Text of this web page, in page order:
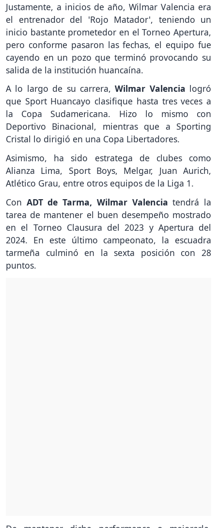
Justamente, a inicios de año, Wilmar Valencia era
el entrenador del 'Rojo Matador', teniendo un
inicio bastante prometedor en el Torneo Apertura,
pero conforme pasaron las fechas, el equipo fue
cayendo en un pozo que terminó provocando su
salida de la institución huancaína.
A lo largo de su carrera, Wilmar Valencia logró
que Sport Huancayo clasifique hasta tres veces a
la Copa Sudamericana. Hizo lo mismo con
Deportivo Binacional, mientras que a Sporting
Cristal lo dirigió en una Copa Libertadores.
Asimismo, ha sido estratega de clubes como
Alianza Lima, Sport Boys, Melgar, Juan Aurich,
Atlético Grau, entre otros equipos de la Liga 1.
Con ADT de Tarma, Wilmar Valencia tendrá la
tarea de mantener el buen desempeño mostrado
en el Torneo Clausura del 2023 y Apertura del
2024. En este último campeonato, la escuadra
tarmeña culminó en la sexta posición con 28
puntos.